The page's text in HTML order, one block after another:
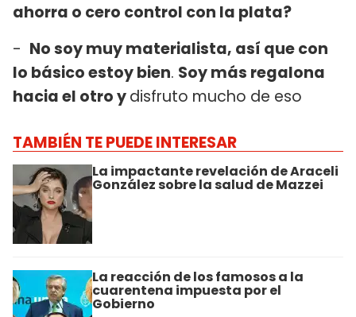
ahorra o cero control con la plata?
- No soy muy materialista, así que con
lo básico estoy bien. Soy más regalona
hacia el otro ydisfruto mucho de eso
TAMBIÉN TE PUEDE INTERESAR
La impactante revelación de Araceli
González sobre la salud de Mazzei
La reacción de los famosos a la
cuarentena impuesta por el
Gobierno